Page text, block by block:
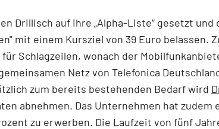
Drillisch auf ihre „Alpha-Liste“ gesetzt und
mit einem Kursziel von 39 Euro belassen.
Schlagzeilen, wonach der
Netz von Telefonica
zum bereits bestehenden Bedarf wird
abnehmen. Das Unternehmen hat zudem
zu erwerben. Die Laufzeit von fünf